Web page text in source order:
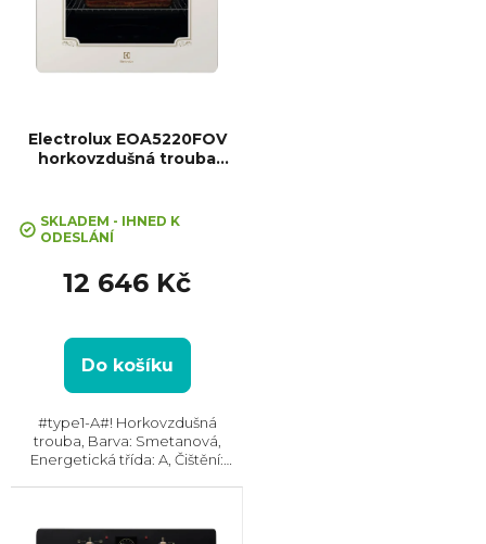
Electrolux EOA5220FOV
horkovzdušná trouba
SKLADEM - IHNED K
ODESLÁNÍ
12 646 Kč
Do košíku
#type1-A#! Horkovzdušná
trouba, Barva: Smetanová,
Energetická třída: A, Čištění:
(VxŠxH):...